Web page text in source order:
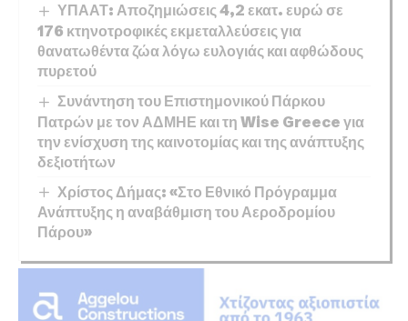
ΥΠΑΑΤ: Αποζημιώσεις 4,2 εκατ. ευρώ σε
176 κτηνοτροφικές εκμεταλλεύσεις για
θανατωθέντα ζώα λόγω ευλογιάς και αφθώδους
πυρετού
Συνάντηση του Επιστημονικού Πάρκου
Πατρών με τον ΑΔΜΗΕ και τη Wise Greece για
την ενίσχυση της καινοτομίας και της ανάπτυξης
δεξιοτήτων
Χρίστος Δήμας: «Στο Εθνικό Πρόγραμμα
Ανάπτυξης η αναβάθμιση του Αεροδρομίου
Πάρου»